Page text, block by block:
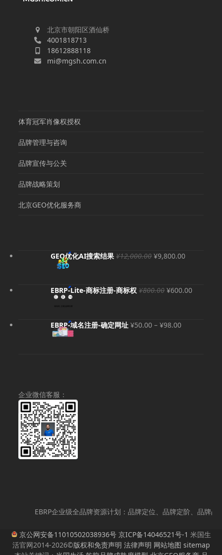
北京市朝阳区酒仙桥
4001818713
18612888118
mi@mgsh.com.cn
体育冠军肖像权授权
品牌管理与咨询
品牌宣传与公关
品牌战略策划
北京GEO优化服务商
GEO优化AI搜索结果 ¥12,000.00 原
¥12,000.00。
¥9,800.00当
格
EBRP-Lite-商标注册-商标权 ¥800.00 原
¥800.00。
¥600.00当
EBRP-域名注册-确定网址 ¥50.00 – ¥98.00价
企业微信客服：
EBRP企业级全品牌资源计划：品牌定位、品牌定阶、品牌战略
京公网安备11010502038936号 京ICP备14046521号-1 米国生
活官网2014-2026©版权和免责声明 法律声明 网站地图 sitemap